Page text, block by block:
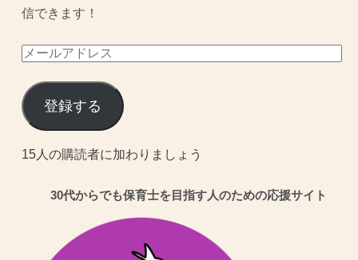
信できます！
メ
ル
ア
ド
登録する
15人の購読者に加わりましょう
30代からでも保育士を目指す人のための応援サイト